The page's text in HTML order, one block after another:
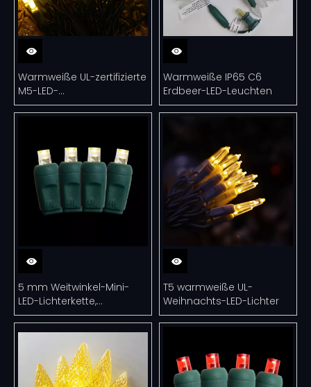
Warmweiße UL-zertifizierte
M5-LED-
Weihnachtsbeleuchtung
Warmweiße IP65 C6
Erdbeer-LED-Leuchten
5 mm Weitwinkel-Mini-
LED-Lichterkette,
warmweiß, UL-
Weihnachtslichterkette für
den Außenbereich
T5 warmweiße UL-
Weihnachts-LED-Lichter